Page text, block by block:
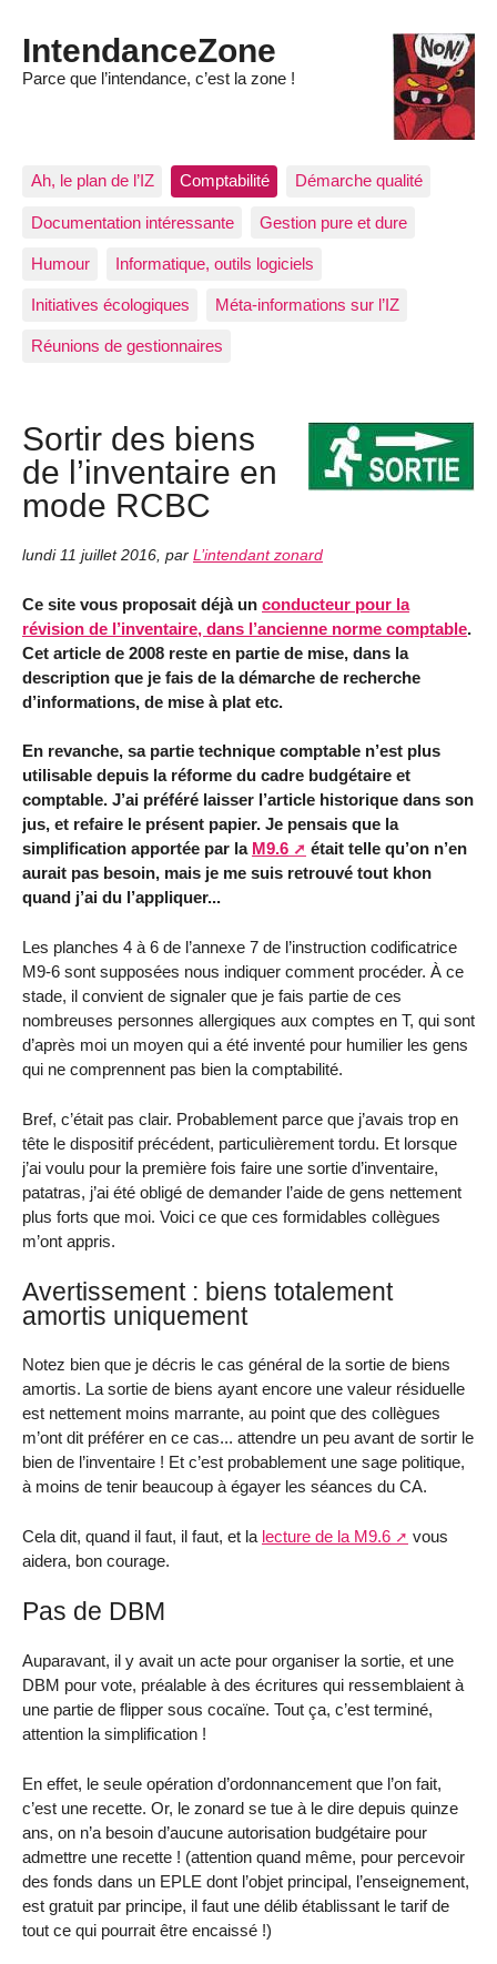
IntendanceZone
Parce que l’intendance, c’est la zone !
Ah, le plan de l’IZ Comptabilité Démarche qualité
Documentation intéressante Gestion pure et dure
Humour Informatique, outils logiciels
Initiatives écologiques Méta-informations sur l’IZ
Réunions de gestionnaires
Sortir des biens
de l’inventaire en
mode RCBC
lundi 11 juillet 2016 par L’intendant zonard
Ce site vous proposait déjà un conducteur pour la
révision de l’inventaire, dans l’ancienne norme comptable.
Cet article de 2008 reste en partie de mise, dans la
description que je fais de la démarche de recherche
d’informations, de mise à plat etc.
En revanche, sa partie technique comptable n’est plus
utilisable depuis la réforme du cadre budgétaire et
comptable. J’ai préféré laisser l’article historique dans son
jus, et refaire le présent papier. Je pensais que la
simplification apportée par la M9.6
était telle qu’on n’en
aurait pas besoin, mais je me suis retrouvé tout khon
quand j’ai du l’appliquer...
Les planches 4 à 6 de l’annexe 7 de l’instruction codificatrice
M9-6 sont supposées nous indiquer comment procéder. À ce
stade, il convient de signaler que je fais partie de ces
nombreuses personnes allergiques aux comptes en T, qui sont
d’après moi un moyen qui a été inventé pour humilier les gens
qui ne comprennent pas bien la comptabilité.
Bref, c’était pas clair. Probablement parce que j’avais trop en
tête le dispositif précédent, particulièrement tordu. Et lorsque
j’ai voulu pour la première fois faire une sortie d’inventaire,
patatras, j’ai été obligé de demander l’aide de gens nettement
plus forts que moi. Voici ce que ces formidables collègues
m’ont appris.
Avertissement : biens totalement
amortis uniquement
Notez bien que je décris le cas général de la sortie de biens
amortis. La sortie de biens ayant encore une valeur résiduelle
est nettement moins marrante, au point que des collègues
m’ont dit préférer en ce cas... attendre un peu avant de sortir le
bien de l’inventaire ! Et c’est probablement une sage politique,
à moins de tenir beaucoup à égayer les séances du CA.
Cela dit, quand il faut, il faut, et la lecture de la M9.6
vous
aidera, bon courage.
Pas de DBM
Auparavant, il y avait un acte pour organiser la sortie, et une
DBM pour vote, préalable à des écritures qui ressemblaient à
une partie de flipper sous cocaïne. Tout ça, c’est terminé,
attention la simplification !
En effet, le seule opération d’ordonnancement que l’on fait,
c’est une recette. Or, le zonard se tue à le dire depuis quinze
ans, on n’a besoin d’aucune autorisation budgétaire pour
admettre une recette ! (attention quand même, pour percevoir
des fonds dans un EPLE dont l’objet principal, l’enseignement,
est gratuit par principe, il faut une délib établissant le tarif de
tout ce qui pourrait être encaissé !)